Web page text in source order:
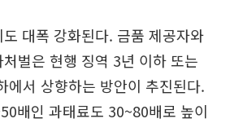
대폭 강화된다. 금품 제공자와
벌은 현행 징역 3년 이하 또는
에서 상향하는 방안이 추진된다.
배인 과태료도 30~80배로 높이